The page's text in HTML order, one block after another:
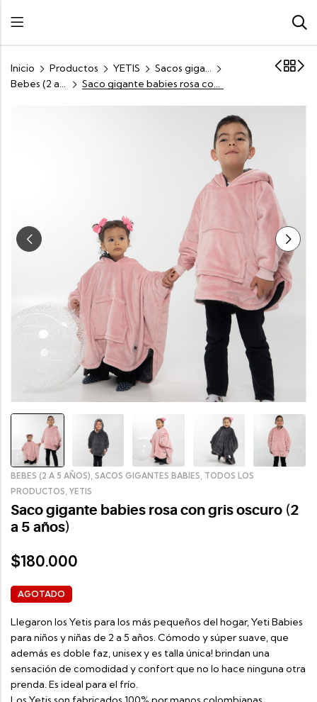
Inicio Productos YETIS
Sacos gigantes kids
Bebes (2 a 5 años)
Saco gigante babies rosa con gris oscuro (2 a 5 años)
BEBES (2 A 5 AÑOS), SACOS GIGANTES BABIES, TODOS LOS
PRODUCTOS, YETIS
Saco gigante babies rosa con gris oscuro (2
a 5 años)
$180.000
AGOTADO
Llegaron los Yetis para los más pequeños del hogar, Yeti Babies
para niños y niñas de 2 a 5 años. Cómodo y súper suave, que
además es doble faz, unisex y es talla única! brindan una
sensación de comodidad y confort que no lo hace ninguna otra
prenda. Es ideal para el frío.